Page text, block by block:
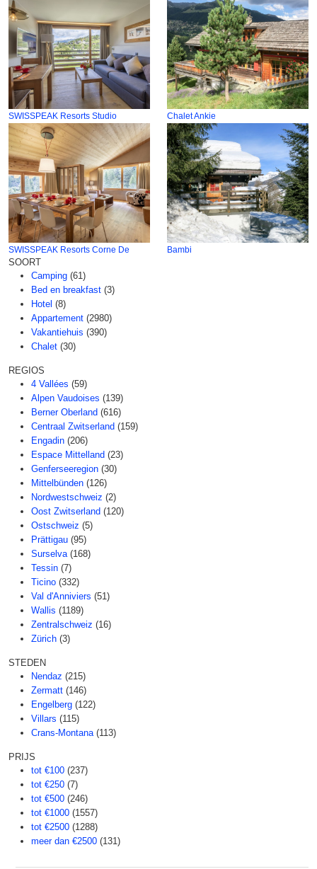
SWISSPEAK Resorts Studio Chalet Ankie
SWISSPEAK Resorts Corne De Bambi
SOORT
Camping (61)
Bed en breakfast (3)
Hotel (8)
Appartement (2980)
Vakantiehuis (390)
Chalet (30)
REGIOS
4 Vallées (59)
Alpen Vaudoises (139)
Berner Oberland (616)
Centraal Zwitserland (159)
Engadin (206)
Espace Mittelland (23)
Genferseeregion (30)
Mittelbünden (126)
Nordwestschweiz (2)
Oost Zwitserland (120)
Ostschweiz (5)
Prättigau (95)
Surselva (168)
Tessin (7)
Ticino (332)
Val d'Anniviers (51)
Wallis (1189)
Zentralschweiz (16)
Zürich (3)
STEDEN
Nendaz (215)
Zermatt (146)
Engelberg (122)
Villars (115)
Crans-Montana (113)
PRIJS
tot €100 (237)
tot €250 (7)
tot €500 (246)
tot €1000 (1557)
tot €2500 (1288)
meer dan €2500 (131)